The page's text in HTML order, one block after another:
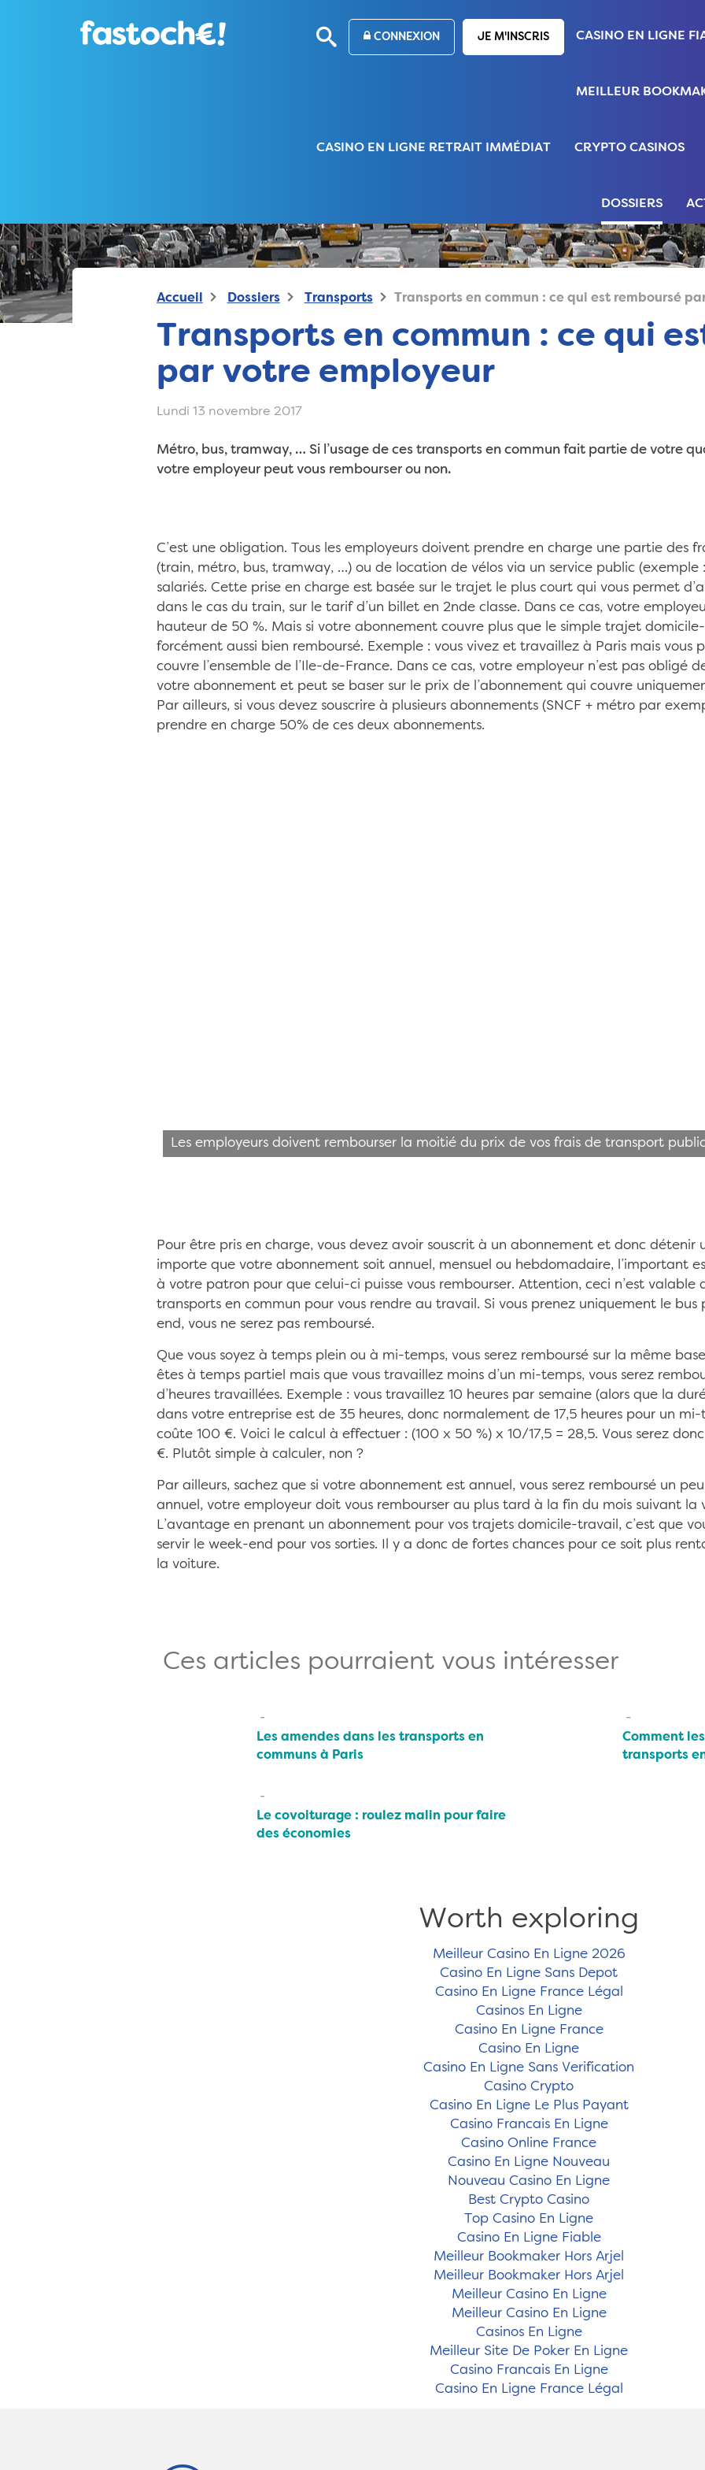
CONNEXION JE M'INSCRIS CASINO EN LIGNE
MEILLEUR
CASINO EN LIGNE RETRAIT IMMÉDIAT CRYPTO CASINOS
DOSSIERS
Accueil Dossiers Transports Transports en commun : ce qui est remboursé
Transports en commun : ce qui
par votre employeur
Lundi 13 novembre 2017
Métro, bus, tramway, … Si l’usage de ces transports en commun fait partie de votre
votre employeur peut vous rembourser ou non.
C’est une obligation. Tous les employeurs doivent prendre en charge une partie des
(train, métro, bus, tramway, …) ou de location de vélos via un service public (exemple :
salariés. Cette prise en charge est basée sur le trajet le plus court qui vous permet
dans le cas du train, sur le tarif d’un billet en 2nde classe. Dans ce cas, votre
hauteur de 50 %. Mais si votre abonnement couvre plus que le simple trajet
forcément aussi bien remboursé. Exemple : vous vivez et travaillez à Paris mais vous
couvre l’ensemble de l’Ile-de-France. Dans ce cas, votre employeur n’est pas obligé
votre abonnement et peut se baser sur le prix de l’abonnement qui couvre
Par ailleurs, si vous devez souscrire à plusieurs abonnements (SNCF + métro par
prendre en charge 50% de ces deux abonnements.
Les employeurs doivent rembourser la moitié du prix de vos frais de transport
Pour être pris en charge, vous devez avoir souscrit à un abonnement et donc détenir
importe que votre abonnement soit annuel, mensuel ou hebdomadaire, l’important
à votre patron pour que celui-ci puisse vous rembourser. Attention, ceci n’est valable
transports en commun pour vous rendre au travail. Si vous prenez uniquement le
end, vous ne serez pas remboursé.
Que vous soyez à temps plein ou à mi-temps, vous serez remboursé sur la même
êtes à temps partiel mais que vous travaillez moins d’un mi-temps, vous serez
d’heures travaillées. Exemple : vous travaillez 10 heures par semaine (alors que la
dans votre entreprise est de 35 heures, donc normalement de 17,5 heures pour un
coûte 100 €. Voici le calcul à effectuer : (100 x 50 %) x 10/17,5 = 28,5. Vous serez
€. Plutôt simple à calculer, non ?
Par ailleurs, sachez que si votre abonnement est annuel, vous serez remboursé un peu
annuel, votre employeur doit vous rembourser au plus tard à la fin du mois suivant
L’avantage en prenant un abonnement pour vos trajets domicile-travail, c’est que
servir le week-end pour vos sorties. Il y a donc de fortes chances pour ce soit plus
la voiture.
Ces articles pourraient vous intéresser
Les amendes dans les transports en
communs à Paris
Comment
transports
Le covoiturage : roulez malin pour faire
des économies
Worth exploring
Meilleur Casino En Ligne 2026
Casino En Ligne Sans Depot
Casino En Ligne France Légal
Casinos En Ligne
Casino En Ligne France
Casino En Ligne
Casino En Ligne Sans Verification
Casino Crypto
Casino En Ligne Le Plus Payant
Casino Francais En Ligne
Casino Online France
Casino En Ligne Nouveau
Nouveau Casino En Ligne
Best Crypto Casino
Top Casino En Ligne
Casino En Ligne Fiable
Meilleur Bookmaker Hors Arjel
Meilleur Bookmaker Hors Arjel
Meilleur Casino En Ligne
Meilleur Casino En Ligne
Casinos En Ligne
Meilleur Site De Poker En Ligne
Casino Francais En Ligne
Casino En Ligne France Légal